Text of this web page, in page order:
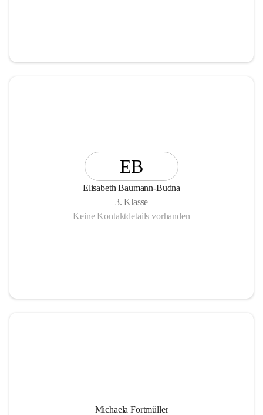
EB
Elisabeth Baumann-Budna
3. Klasse
Keine Kontaktdetails vorhanden
Michaela Fortmüller